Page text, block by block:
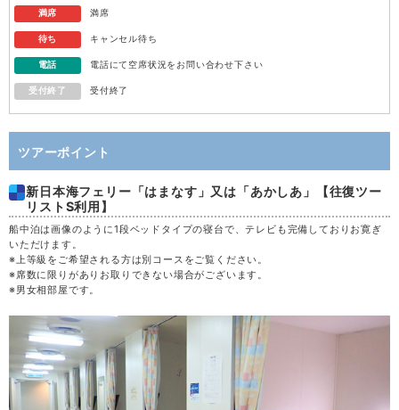
金 14
日 16
月 17
火 18
水 19
木 20
金 21
土 22
満席 満席
待ち キャンセル待ち
電話 電話にて空席状況をお問い合わせ下さい
受付終了 受付終了
ツアーポイント
新日本海フェリー「はまなす」又は「あかしあ」【往復ツー
リストS利用】
船中泊は画像のように1段ベッドタイプの寝台で、テレビも完備しておりお寛ぎ
いただけます。
※上等級をご希望される方は別コースをご覧ください。
※席数に限りがありお取りできない場合がございます。
※男女相部屋です。